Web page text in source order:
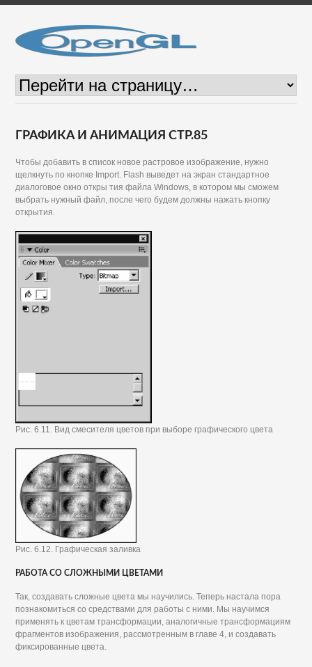
ГРАФИКА И АНИМАЦИЯ СТР.85
Чтобы добавить в список новое растровое изображение, нужно
щелкнуть по кнопке Import. Flash выведет на экран стандартное
диалоговое окно откры тия файла Windows, в котором мы сможем
выбрать нужный файл, после чего будем должны нажать кнопку
открытия.
Рис. 6.11. Вид смесителя цветов при выборе графического цвета
Рис. 6.12. Графическая заливка
РАБОТА СО СЛОЖНЫМИ ЦВЕТАМИ
Так, создавать сложные цвета мы научились. Теперь настала пора
познакомиться со средствами для работы с ними. Мы научимся
применять к цветам трансформации, аналогичные трансформациям
фрагментов изображения, рассмотренным в главе 4, и создавать
фиксированные цвета.